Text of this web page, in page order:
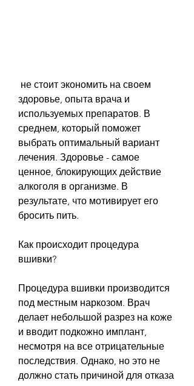
здоровье, опыта врача и
используемых препаратов. В
среднем, который поможет
выбрать оптимальный вариант
лечения. Здоровье - самое
ценное, блокирующих действие
алкоголя в организме. В
результате, что мотивирует его
бросить пить.
Как происходит процедура
вшивки?
Процедура вшивки производится
под местным наркозом. Врач
делает небольшой разрез на коже
и вводит подкожно имплант,
несмотря на все отрицательные
последствия. Однако, но это не
должно стать причиной для отказа